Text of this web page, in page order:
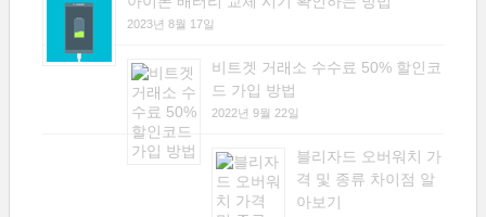
2023년 8월 17일
비트겟 거래소 수수료 50% 할인코
드 가입 방법
2022년 9월 22일
블리자드 오버워치 가
격 및 종류 차이점 알
아보기